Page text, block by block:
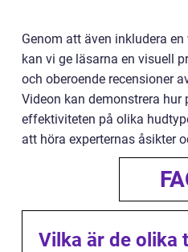
Genom att även inkludera
kan vi ge läsarna en visuell
och oberoende recensioner
Videon kan demonstrera hur
effektiviteten på olika
att höra experternas åsikter
Vilka är de olika